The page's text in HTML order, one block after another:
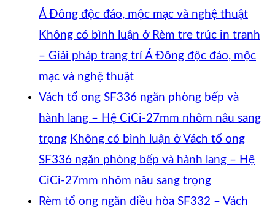
Á Đông độc đáo, mộc mạc và nghệ thuật
Không có bình luận ở Rèm tre trúc in tranh
– Giải pháp trang trí Á Đông độc đáo, mộc
mạc và nghệ thuật
Vách tổ ong SF336 ngăn phòng bếp và
hành lang – Hệ CiCi-27mm nhôm nâu sang
trọng Không có bình luận ở Vách tổ ong
SF336 ngăn phòng bếp và hành lang – Hệ
CiCi-27mm nhôm nâu sang trọng
Rèm tổ ong ngăn điều hòa SF332 – Vách